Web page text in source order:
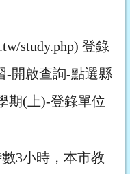
study.php) 登錄
-開啟查詢-點選縣
期(上)-登錄單位
3小時，本市教